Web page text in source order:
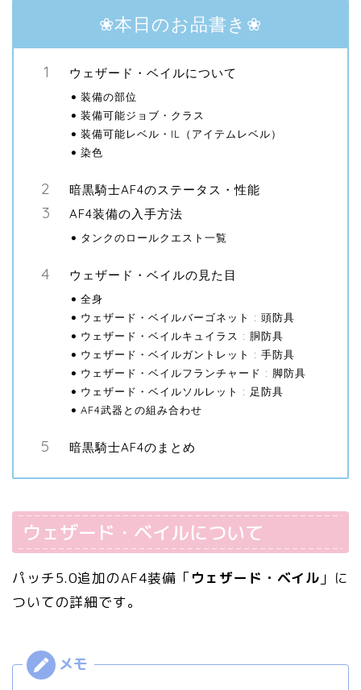
❀本日のお品書き❀
ウェザード・ベイルについて
装備の部位
装備可能ジョブ・クラス
装備可能レベル・IL（アイテムレベル）
染色
暗黒騎士AF4のステータス・性能
AF4装備の入手方法
タンクのロールクエスト一覧
ウェザード・ベイルの見た目
全身
ウェザード・ベイルバーゴネット : 頭防具
ウェザード・ベイルキュイラス : 胴防具
ウェザード・ベイルガントレット : 手防具
ウェザード・ベイルフランチャード : 脚防具
ウェザード・ベイルソルレット : 足防具
AF4武器との組み合わせ
暗黒騎士AF4のまとめ
ウェザード・ベイルについて
パッチ5.0追加のAF4装備「ウェザード・ベイル 」に
ついての詳細です。